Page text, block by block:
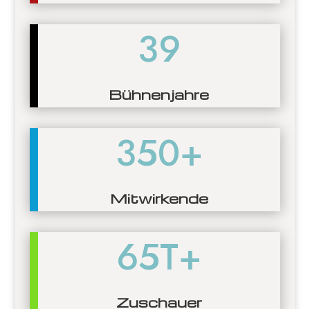
39
Bühnenjahre
350+
Mitwirkende
65T+
Zuschauer